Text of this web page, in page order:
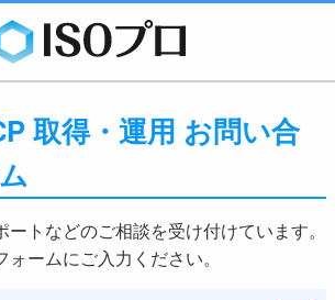
取得・運用 お問い合
トなどのご相談を受け付けています。
ームにご入力ください。